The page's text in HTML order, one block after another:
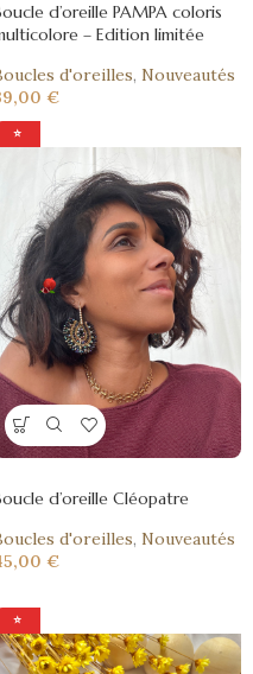
d’oreille PAMPA coloris
– Edition limitée
d'oreilles, Nouveautés
€
⭐
d’oreille Cléopatre
d'oreilles, Nouveautés
€
⭐